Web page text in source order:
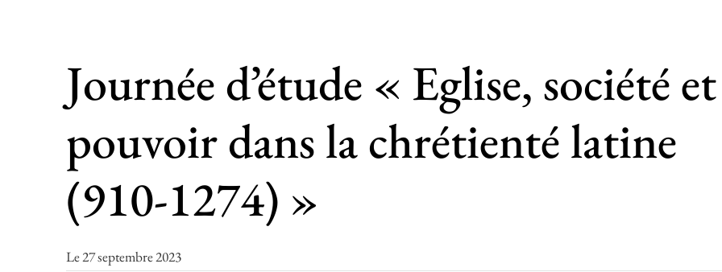
Journée d’étude « Eglise, société et
pouvoir dans la chrétienté latine
(910-1274) »
Le 27 septembre 2023